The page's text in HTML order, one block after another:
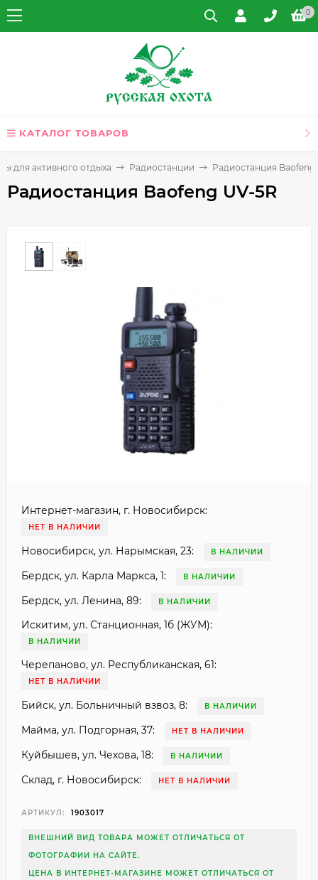
0
КАТАЛОГ ТОВАРОВ
для активного отдыха Радиостанции Радиостанция Baofeng
Радиостанция Baofeng UV-5R
Интернет-магазин, г. Новосибирск:
НЕТ В НАЛИЧИИ
Новосибирск, ул. Нарымская, 23: В НАЛИЧИИ
Бердск, ул. Карла Маркса, 1: В НАЛИЧИИ
Бердск, ул. Ленина, 89: В НАЛИЧИИ
Искитим, ул. Станционная, 1б (ЖУМ):
В НАЛИЧИИ
Черепаново, ул. Республиканская, 61:
НЕТ В НАЛИЧИИ
Бийск, ул. Больничный взвоз, 8: В НАЛИЧИИ
Майма, ул. Подгорная, 37: НЕТ В НАЛИЧИИ
Куйбышев, ул. Чехова, 18: В НАЛИЧИИ
Склад, г. Новосибирск: НЕТ В НАЛИЧИИ
АРТИКУЛ: 1903017
ВНЕШНИЙ ВИД ТОВАРА МОЖЕТ ОТЛИЧАТЬСЯ ОТ
ФОТОГРАФИИ НА САЙТЕ.
ЦЕНА В ИНТЕРНЕТ-МАГАЗИНЕ МОЖЕТ ОТЛИЧАТЬСЯ ОТ